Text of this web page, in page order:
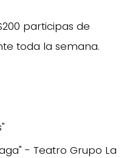
participas de
toda la semana.
- Teatro Grupo La